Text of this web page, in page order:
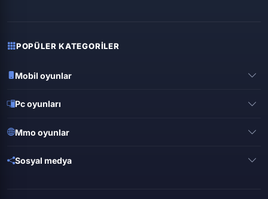
POPÜLER KATEGORILER
Mobil oyunlar
Mobile legends
Free fire
Pc oyunları
Gta online
Mmo oyunlar
Sosyal medya